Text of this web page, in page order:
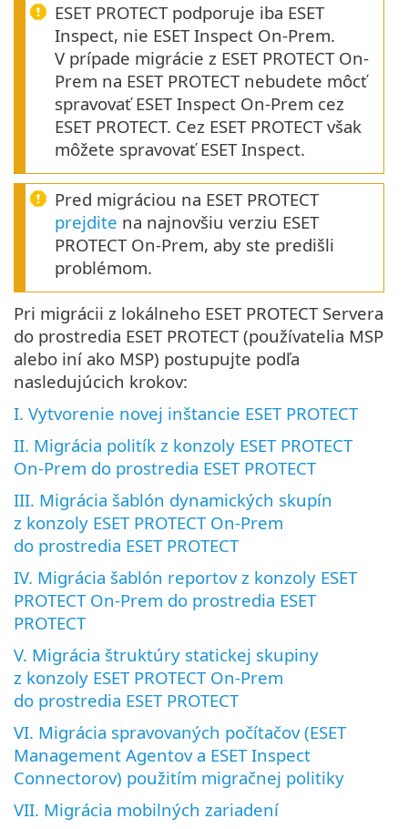
ESET PROTECT podporuje iba ESET
Inspect, nie ESET Inspect On-Prem.
V prípade migrácie z ESET PROTECT On-
Prem na ESET PROTECT nebudete môcť
spravovať ESET Inspect On-Prem cez
ESET PROTECT. Cez ESET PROTECT však
môžete spravovať ESET Inspect.
Pred migráciou na ESET PROTECT
prejdite na najnovšiu verziu ESET
PROTECT On-Prem, aby ste predišli
problémom.
Pri migrácii z lokálneho ESET PROTECT Servera
do prostredia ESET PROTECT (používatelia MSP
alebo iní ako MSP) postupujte podľa
nasledujúcich krokov:
I. Vytvorenie novej inštancie ESET PROTECT
II. Migrácia politík z konzoly ESET PROTECT
On-Prem do prostredia ESET PROTECT
III. Migrácia šablón dynamických skupín
z konzoly ESET PROTECT On-Prem
do prostredia ESET PROTECT
IV. Migrácia šablón reportov z konzoly ESET
PROTECT On-Prem do prostredia ESET
PROTECT
V. Migrácia štruktúry statickej skupiny
z konzoly ESET PROTECT On-Prem
do prostredia ESET PROTECT
VI. Migrácia spravovaných počítačov (ESET
Management Agentov a ESET Inspect
Connectorov) použitím migračnej politiky
VII. Migrácia mobilných zariadení